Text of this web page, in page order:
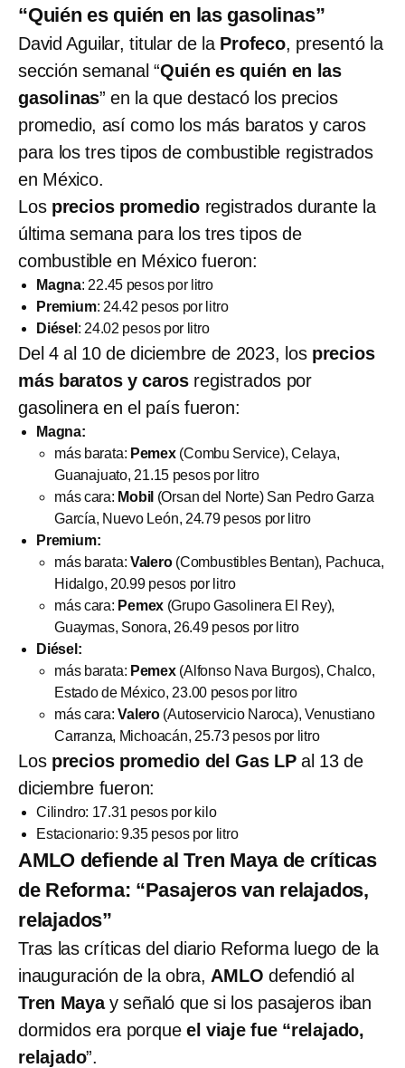
“Quién es quién en las gasolinas”
David Aguilar, titular de la Profeco, presentó la
sección semanal “Quién es quién en las
gasolinas” en la que destacó los precios
promedio, así como los más baratos y caros
para los tres tipos de combustible registrados
en México.
Los precios promedio registrados durante la
última semana para los tres tipos de
combustible en México fueron:
Magna: 22.45 pesos por litro
Premium: 24.42 pesos por litro
Diésel : 24.02 pesos por litro
Del 4 al 10 de diciembre de 2023, los precios
más baratos y caros registrados por
gasolinera en el país fueron:
Magna:
más barata: Pemex (Combu Service), Celaya,
Guanajuato, 21.15 pesos por litro
más cara: Mobil (Orsan del Norte) San Pedro Garza
García, Nuevo León, 24.79 pesos por litro
Premium:
más barata: Valero (Combustibles Bentan), Pachuca,
Hidalgo, 20.99 pesos por litro
más cara: Pemex (Grupo Gasolinera El Rey),
Guaymas, Sonora, 26.49 pesos por litro
Diésel:
más barata: Pemex (Alfonso Nava Burgos), Chalco,
Estado de México, 23.00 pesos por litro
más cara:Valero (Autoservicio Naroca), Venustiano
Carranza, Michoacán, 25.73 pesos por litro
Losprecios promedio del Gas LPal 13 de
diciembre fueron:
Cilindro: 17.31 pesos por kilo
Estacionario: 9.35 pesos por litro
AMLO defiende al Tren Maya de críticas
de Reforma: “Pasajeros van relajados,
relajados”
Tras las críticas del diario Reforma luego de la
inauguración de la obra, AMLOdefendió al
Tren Mayay señaló que si los pasajeros iban
dormidos era porque el viaje fue “relajado,
relajado”.